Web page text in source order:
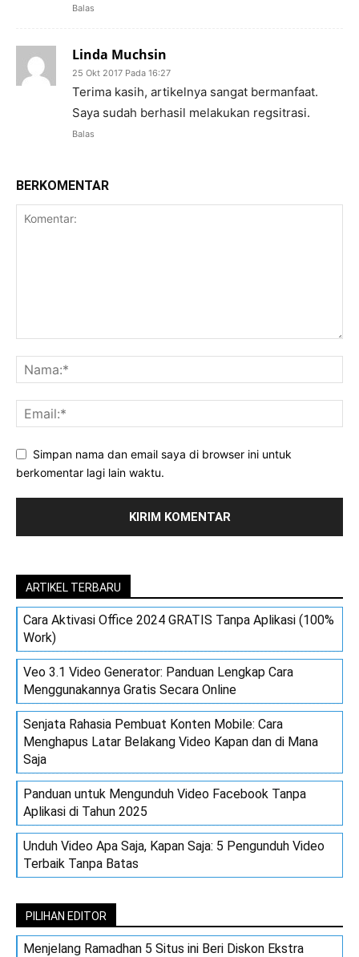
Balas
Linda Muchsin
25 Okt 2017 Pada 16:27
Terima kasih, artikelnya sangat bermanfaat.
Saya sudah berhasil melakukan regsitrasi.
Balas
BERKOMENTAR
Simpan nama dan email saya di browser ini untuk
berkomentar lagi lain waktu.
ARTIKEL TERBARU
Cara Aktivasi Office 2024 GRATIS Tanpa Aplikasi (100%
Work)
Veo 3.1 Video Generator: Panduan Lengkap Cara
Menggunakannya Gratis Secara Online
Senjata Rahasia Pembuat Konten Mobile: Cara
Menghapus Latar Belakang Video Kapan dan di Mana
Saja
Panduan untuk Mengunduh Video Facebook Tanpa
Aplikasi di Tahun 2025
Unduh Video Apa Saja, Kapan Saja: 5 Pengunduh Video
Terbaik Tanpa Batas
PILIHAN EDITOR
Menjelang Ramadhan 5 Situs ini Beri Diskon Ekstra